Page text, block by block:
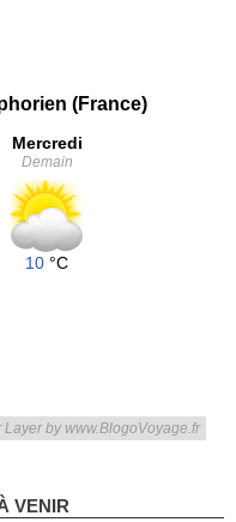
(France)
Mercredi
Demain
10 °C
Layer by www.BlogoVoyage.fr
VENIR